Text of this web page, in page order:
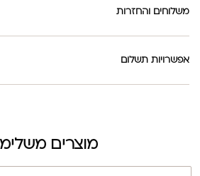
משלוחים והחזרות
אפשרויות תשלום
מוצרים